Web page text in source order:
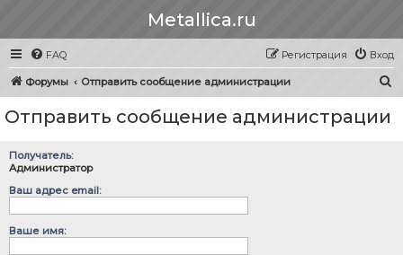
Metallica.ru
FAQ Вход
Регистрация
Форумы Отправить сообщение администрации
Отправить сообщение администрации
Получатель:
Администратор
Ваш адрес email:
Ваше имя: